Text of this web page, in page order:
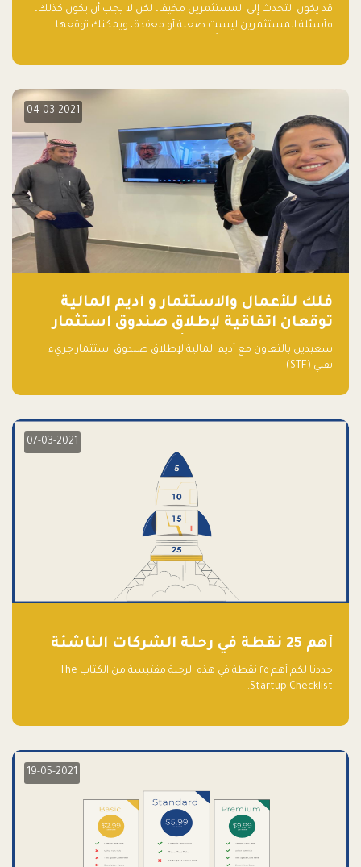
قد يكون التحدث إلى المستثمرين مخيفًا، لكن لا يجب أن يكون كذلك،
فأسئلة المستثمرين ليست صعبة أو معقدة، ويمكنك توقعها
04-03-2021
فلك للأعمال والاستثمار و أديم المالية
توقعان اتفاقية لإطلاق صندوق استثمار
جريء تقني (STF) - مشغل من قبل فـلك
سعيدين بالتعاون مع أديم المالية لإطلاق صندوق استثمار جريء
تقني (STF)
07-03-2021
أهم 25 نقطة في رحلة الشركات الناشئة
حددنا لكم أهم ٢٥ نقطة في هذه الرحلة مقتبسة من الكتاب The
Startup Checklist.
19-05-2021